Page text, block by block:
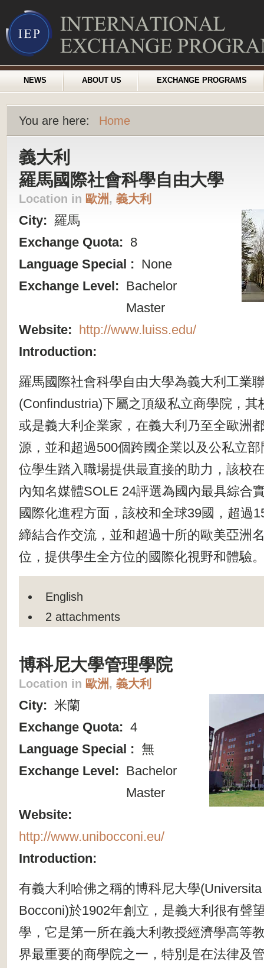
NEWS ABOUT US EXCHANGE PROGRAMS
You are here: Home
義大利
羅馬國際社會科學自由大學
Location in 歐洲, 義大利
City: 羅馬
Exchange Quota: 8
Language Special : None
Exchange Level: Bachelor
Master
Website: http://www.luiss.edu/
Introduction:
羅馬國際社會科學自由大學為義大利工業
(Confindustria)下屬之頂級私立商學院，其
或是義大利企業家，在義大利乃至全歐洲
源，並和超過500個跨國企業以及公私立
位學生踏入職場提供最直接的助力，該校
內知名媒體SOLE 24評選為國內最具綜合
國際化進程方面，該校和全球39國，超過
締結合作交流，並和超過十所的歐美亞洲
位，提供學生全方位的國際化視野和體驗
English
2 attachments
博科尼大學管理學院
Location in 歐洲, 義大利
City: 米蘭
Exchange Quota: 4
Language Special : 無
Exchange Level: Bachelor
Master
Website:
http://www.unibocconi.eu/
Introduction:
有義大利哈佛之稱的博科尼大學
Bocconi)於1902年創立，是義大利很有聲
學，它是第一所在義大利教授經濟學高等
界最重要的商學院之一，特別是在法律及